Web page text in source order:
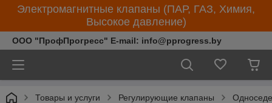
Электромагнитные клапаны (ПАР, ГАЗ, Химия,
Высокое давление)
ООО "ПрофПрогресс" E-mail: info@pprogress.by
Товары и услуги Регулирующие клапаны